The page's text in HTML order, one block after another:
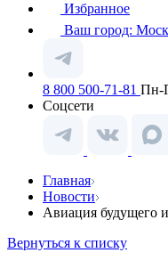
Избранное
Ваш город:
8 800 500-71-81 Пн-
Соцсети
Главная
Новости
Авиация будущего
Вернуться к списку